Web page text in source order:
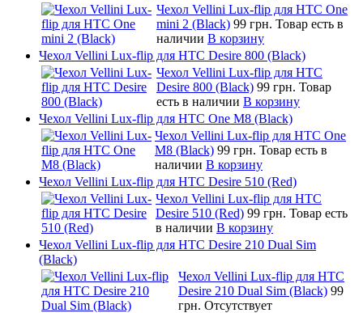
Чехол Vellini Lux-flip для HTC One
mini 2 (Black) 99 грн. Товар есть в
наличии В корзину
Чехол Vellini Lux-flip для HTC Desire 800 (Black)
Чехол Vellini Lux-flip для HTC
Desire 800 (Black) 99 грн. Товар
есть в наличии В корзину
Чехол Vellini Lux-flip для HTC One M8 (Black)
Чехол Vellini Lux-flip для HTC One
M8 (Black) 99 грн. Товар есть в
наличии В корзину
Чехол Vellini Lux-flip для HTC Desire 510 (Red)
Чехол Vellini Lux-flip для HTC
Desire 510 (Red) 99 грн. Товар есть
в наличии В корзину
Чехол Vellini Lux-flip для HTC Desire 210 Dual Sim
(Black)
Чехол Vellini Lux-flip для HTC
Desire 210 Dual Sim (Black) 99
грн. Отсутствует